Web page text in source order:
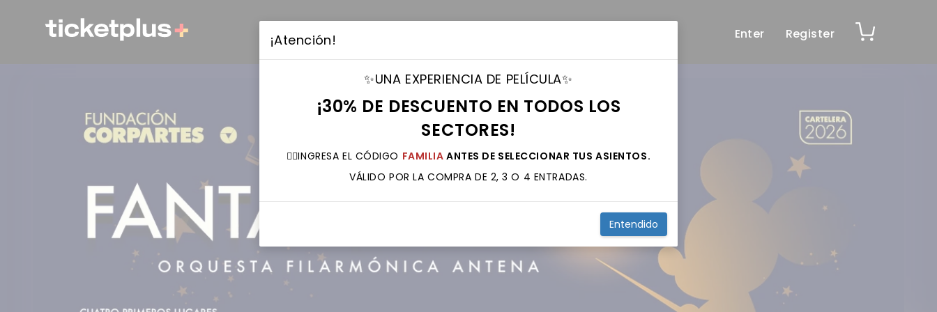
Teatro Enter Register
¡Atención!
✨UNA EXPERIENCIA DE PELÍCULA✨
¡30% DE DESCUENTO EN TODOS LOS
SECTORES!
👉🏼INGRESA EL CÓDIGO FAMILIA ANTES DE SELECCIONAR TUS ASIENTOS.
VÁLIDO POR LA COMPRA DE 2, 3 O 4 ENTRADAS.
Entendido